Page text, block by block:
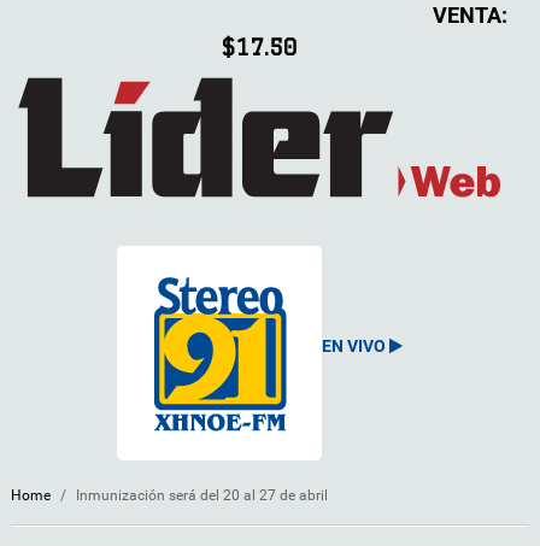
VENTA:
$17.50
EN VIVO
Home / Inmunización será del 20 al 27 de abril